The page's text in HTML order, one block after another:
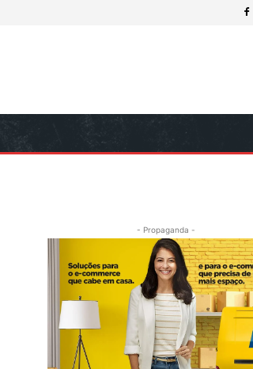
- Propaganda -